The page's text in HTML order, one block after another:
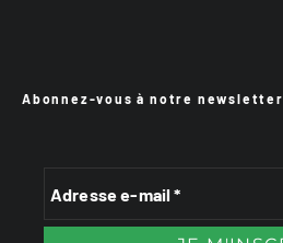
Abonnez-vous à notre newsletter